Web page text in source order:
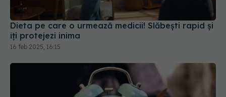
Dieta pe care o urmează medicii! Slăbești rapid și
îți protejezi inima
16 feb 2025, 16:15